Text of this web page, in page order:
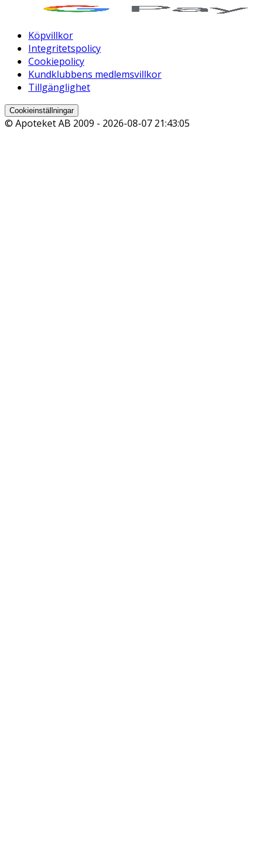
Köpvillkor
Integritetspolicy
Cookiepolicy
Kundklubbens medlemsvillkor
Tillgänglighet
Cookieinställningar
© Apoteket AB 2009 - 2026-08-07 21:43:05